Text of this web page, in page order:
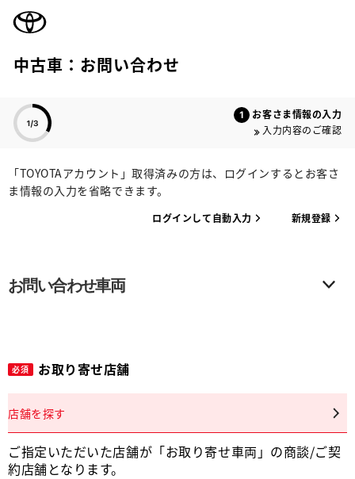
中古車：お問い合わせ
お客さま情報の入力
入力内容のご確認
「TOYOTAアカウント」取得済みの方は、ログインするとお客さ
ま情報の入力を省略できます。
ログインして自動入力 新規登録
お問い合わせ車両
必須 お取り寄せ店舗
店舗を探す
ご指定いただいた店舗が「お取り寄せ車両」の商談/ご契
約店舗となります。